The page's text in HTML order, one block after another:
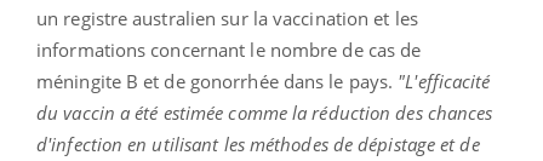
un registre australien sur la vaccination et les
informations concernant le nombre de cas de
méningite B et de gonorrhée dans le pays. "L'efficacité
du vaccin a été estimée comme la réduction des chances
d'infection en utilisant les méthodes de dépistage et de